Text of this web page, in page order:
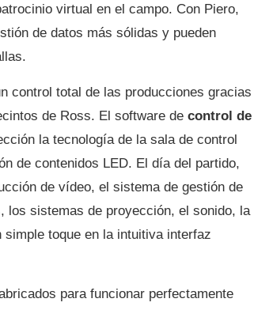
virtual en el campo. Con Piero,
de datos más sólidas y pueden
control total de las producciones gracias
de Ross. El software de control de
la tecnología de la sala de control
de contenidos LED. El día del partido,
de vídeo, el sistema de gestión de
los sistemas de proyección, el sonido, la
toque en la intuitiva interfaz
para funcionar perfectamente